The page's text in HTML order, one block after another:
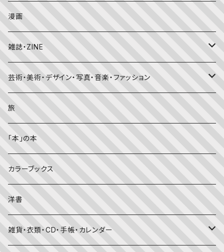
かがくのとも
日本の昔話・民話
外国の昔話・民話
おばけ・妖怪・こわい絵本
のりもの絵本
知識の本・図鑑
理科
料理・食育
しかけ絵本
児童書
大人の方に
季節・行事の絵本
春
赤ちゃん（０・１・２歳向け）絵本
海外文学
食・料理
住まい・インテリア
体・健康
趣味
ライフスタイル・生き方
子育て
漫画
雑誌・ZINE
雑誌
ZINE
芸術・美術・デザイン・写真・音楽・ファッション
美術・画集・図録
音楽
写真集
デザイン
ファッション
旅
「本」の本
カラーブックス
洋書
雑貨・衣類・CD・手帳・カレンダー